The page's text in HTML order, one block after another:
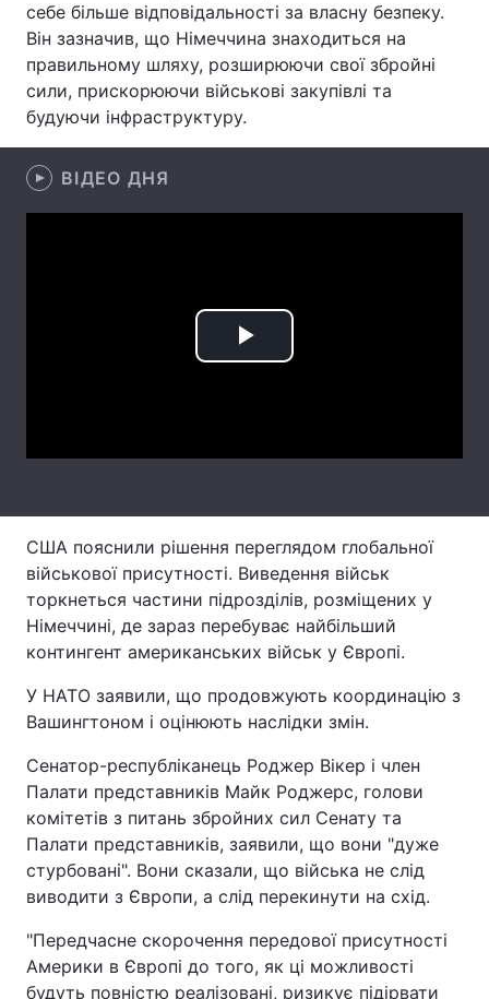
Цікавинки Погода
Екологія Регіони
Лонгріди
Відео з Youtube
Тема оформлення
себе більше відповідальності за власну безпеку.
Він зазначив, що Німеччина знаходиться на
правильному шляху, розширюючи свої збройні
сили, прискорюючи військові закупівлі та
будуючи інфраструктуру.
ВІДЕО ДНЯ
Play
США пояснили рішення переглядом глобальної
військової присутності. Виведення військ
торкнеться частини підрозділів, розміщених у
Німеччині, де зараз перебуває найбільший
контингент американських військ у Європі.
У НАТО заявили, що продовжують координацію з
Вашингтоном і оцінюють наслідки змін.
Сенатор-республіканець Роджер Вікер і член
Палати представників Майк Роджерс, голови
комітетів з питань збройних сил Сенату та
Палати представників, заявили, що вони "дуже
стурбовані". Вони сказали, що війська не слід
виводити з Європи, а слід перекинути на схід.
"Передчасне скорочення передової присутності
Америки в Європі до того, як ці можливості
будуть повністю реалізовані, ризикує підірвати